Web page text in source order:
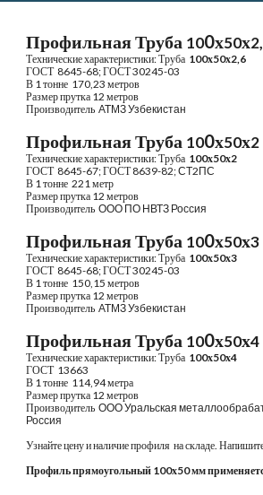
Профильная Труба 100х50х
Технические характеристики: Труба 100х50х2,6
ГОСТ  8645-68; ГОСТ 30245-03
В 1 тонне 170,23 метров
Размер прутка 12 метров
Производитель АТМЗ Узбекистан
Профильная Труба 100х50х2
Технические характеристики: Труба 100х50х2
ГОСТ  8645-67; ГОСТ 8639-82; СТ2ПС
В 1 тонне 221 метр
Размер прутка 12 метров
Производитель ООО ПО НВТЗ Россия
Профильная Труба 100х50х3
Технические характеристики: Труба 100х50х3
ГОСТ  8645-68; ГОСТ 30245-03
В 1 тонне 150,15 метров
Размер прутка 12 метров
Производитель АТМЗ Узбекистан
Профильная Труба 100х50х4
Технические характеристики: Труба 100х50х4
ГОСТ 13663
В 1 тонне 114,94 метра
Размер прутка 12 метров
Производитель ООО
Россия
Узнайте цену и наличие профиля  на складе.
Профиль прямоугольный 100х50 мм